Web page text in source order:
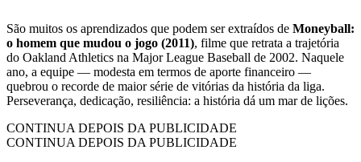
São muitos os aprendizados que podem ser extraídos de Moneyball:
o homem que mudou o jogo (2011), filme que retrata a trajetória
do Oakland Athletics na Major League Baseball de 2002. Naquele
ano, a equipe — modesta em termos de aporte financeiro —
quebrou o recorde de maior série de vitórias da história da liga.
Perseverança, dedicação, resiliência: a história dá um mar de lições.
CONTINUA DEPOIS DA PUBLICIDADE
CONTINUA DEPOIS DA PUBLICIDADE